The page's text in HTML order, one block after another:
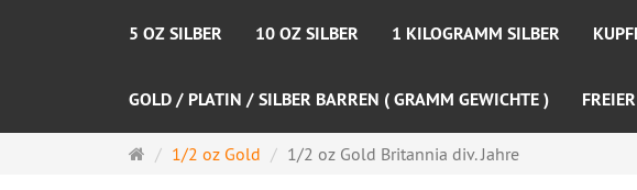
5 OZ SILBER 10 OZ SILBER 1 KILOGRAMM SILBER
GOLD / PLATIN / SILBER BARREN ( GRAMM GEWICHTE )
Startseite
1/2 oz Gold 1/2 oz Gold Britannia div. Jahre